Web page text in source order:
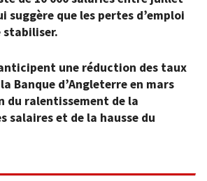
suggère que les pertes d’emploi
stabiliser.
une réduction des taux
Banque d’Angleterre en mars
du ralentissement de la
salaires et de la hausse du